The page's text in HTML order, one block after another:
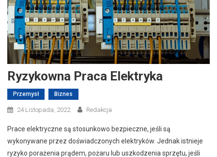
Ryzykowna Praca Elektryka
Przemysł Biznes
24 Listopada, 2022 Redakcja
Prace elektryczne są stosunkowo bezpieczne, jeśli są
wykonywane przez doświadczonych elektryków. Jednak istnieje
ryzyko porażenia prądem, pożaru lub uszkodzenia sprzętu, jeśli